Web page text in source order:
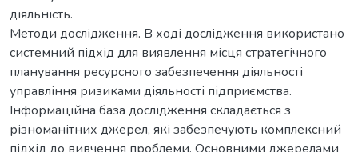
діяльність.
Методи дослідження. В ході дослідження використано
системний підхід для виявлення місця стратегічного
планування ресурсного забезпечення діяльності
управління ризиками діяльності підприємства.
Інформаційна база дослідження складається з
різноманітних джерел, які забезпечують комплексний